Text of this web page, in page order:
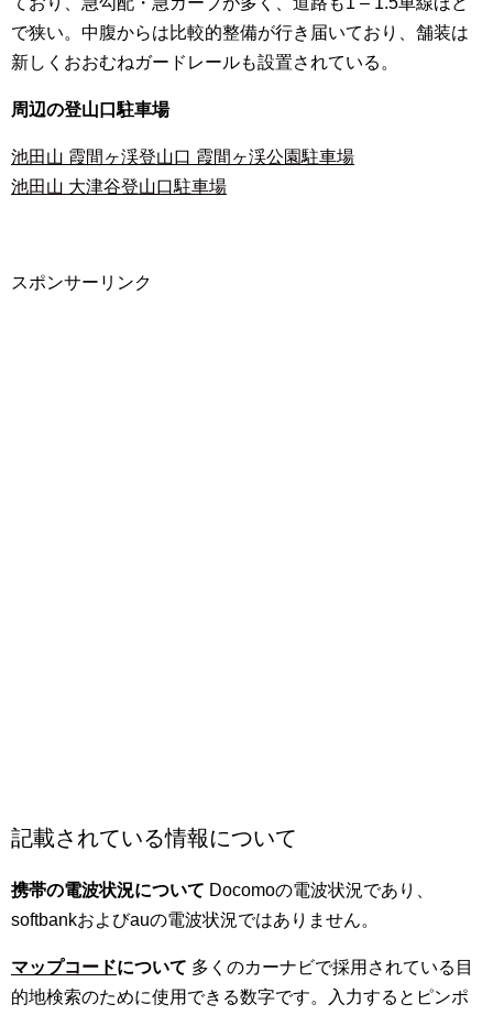
で狭い。中腹からは比較的整備が行き届いており、舗装は
新しくおおむねガードレールも設置されている。
周辺の登山口駐車場
池田山 霞間ヶ渓登山口 霞間ヶ渓公園駐車場
池田山 大津谷登山口駐車場
スポンサーリンク
記載されている情報について
携帯の電波状況について Docomoの電波状況であり、
softbankおよびauの電波状況ではありません。
マップコードについて 多くのカーナビで採用されている目
的地検索のために使用できる数字です。入力するとピンポ